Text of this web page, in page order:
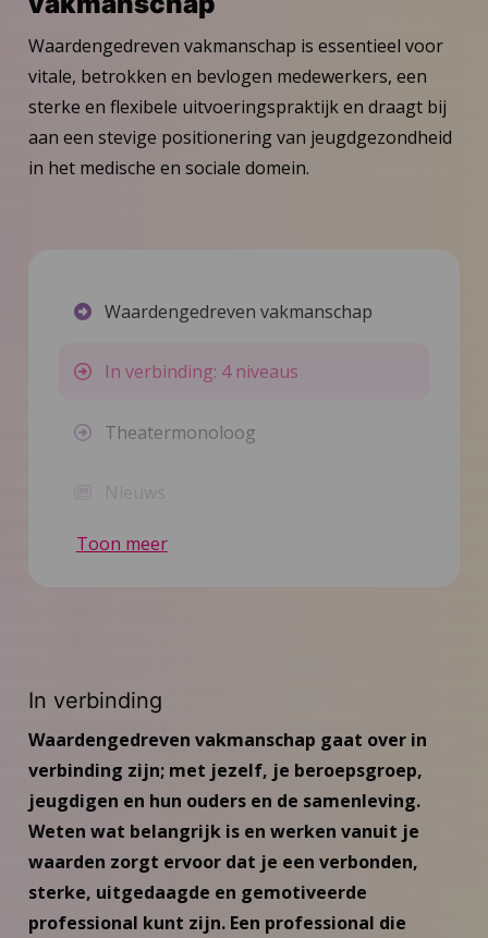
Waardengedreven vakmanschap is essentieel voor
vitale, betrokken en bevlogen medewerkers, een
sterke en flexibele uitvoeringspraktijk en draagt bij
aan een stevige positionering van jeugdgezondheid
in het medische en sociale domein.
Waardengedreven vakmanschap
In verbinding: 4 niveaus
Theatermonoloog
Nieuws
Inspiratie
Toon meer
In verbinding
Waardengedreven vakmanschap gaat over in
verbinding zijn; met jezelf, je beroepsgroep,
jeugdigen en hun ouders en de samenleving.
Weten wat belangrijk is en werken vanuit je
waarden zorgt ervoor dat je een verbonden,
sterke, uitgedaagde en gemotiveerde
professional kunt zijn. Een professional die